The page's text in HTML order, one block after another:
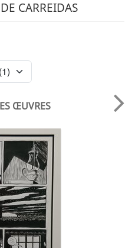
CARREIDAS
ŒUVRES